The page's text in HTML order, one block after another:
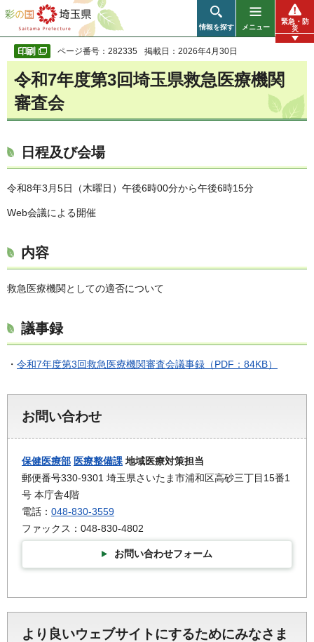
彩の国 埼玉県
情報を探す メニュー
緊急・防
災
ページ番号：282335 掲載日：2026年4月30日
令和7年度第3回埼玉県救急医療機関
審査会
日程及び会場
令和8年3月5日（木曜日）午後6時00分から午後6時15分
Web会議による開催
内容
救急医療機関としての適否について
議事録
・ 令和7年度第3回救急医療機関審査会議事録（PDF：84KB）
お問い合わせ
保健医療部 医療整備課 地域医療対策担当
郵便番号330-9301 埼玉県さいたま市浦和区高砂三丁目15番1
号 本庁舎4階
電話： 048-830-3559
ファックス：048-830-4802
お問い合わせフォーム
より良いウェブサイトにするためにみなさま